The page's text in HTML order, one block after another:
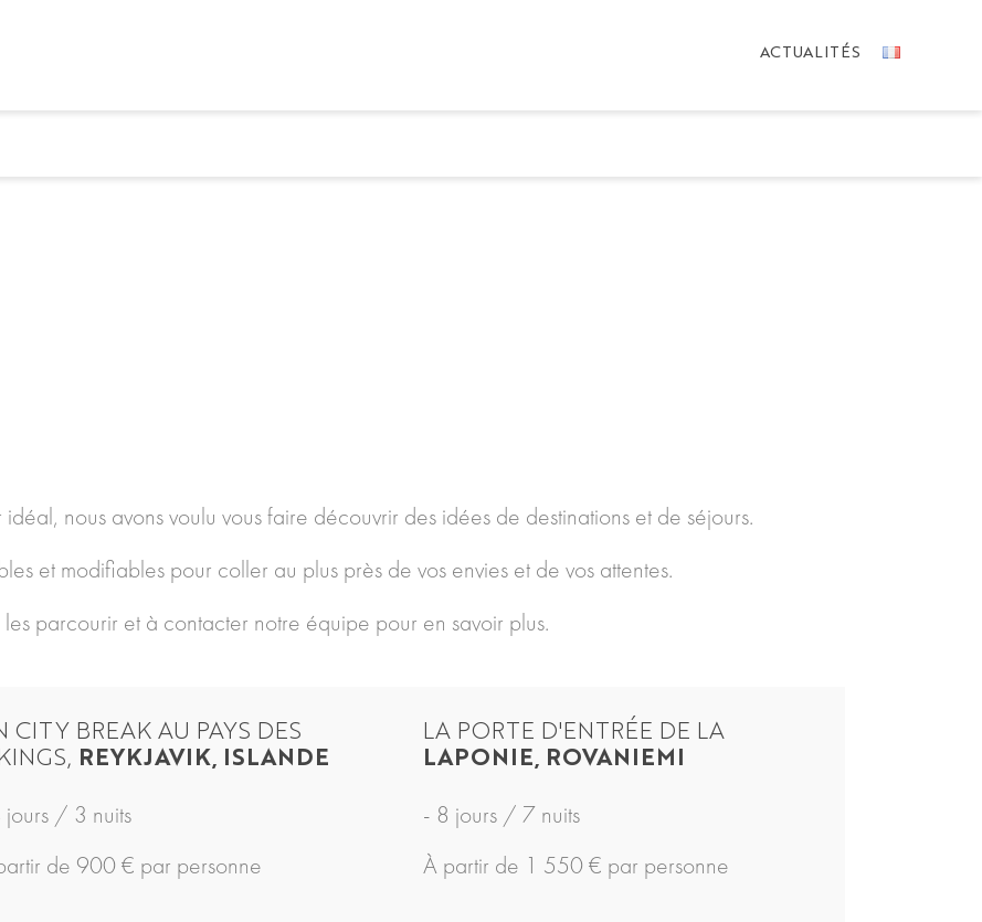
ACTUALITÉS
nous avons voulu vous faire découvrir des idées de destinations et de séjours.
et modifiables pour coller au plus près de vos envies et de vos attentes.
parcourir et à contacter notre équipe pour en savoir plus.
CITY BREAK AU PAYS DES
REYKJAVIK, ISLANDE
jours / 3 nuits
de 900 € par personne
LA PORTE D'ENTRÉE DE LA
LAPONIE, ROVANIEMI
- 8 jours / 7 nuits
À partir de 1 550 € par personne